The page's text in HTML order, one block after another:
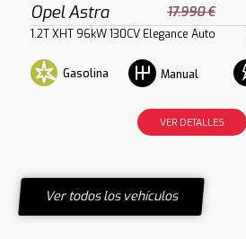
Opel Astra 17.990 €
1.2T XHT 96kW 130CV Elegance Auto
Gasolina Manual
VER DETALLES
Ver todos los vehículos